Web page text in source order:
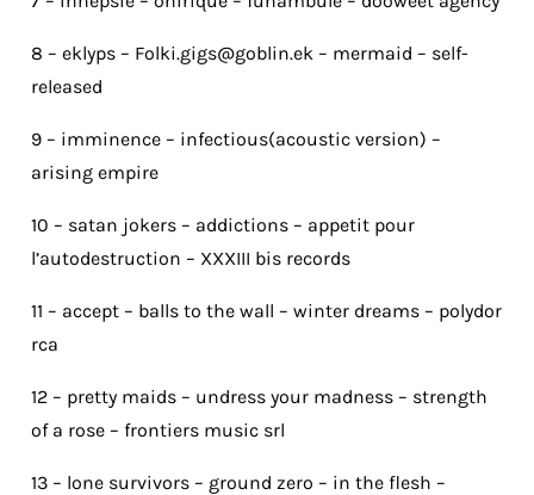
8 – eklyps – Folki.gigs@goblin.ek – mermaid – self-
released
9 – imminence – infectious(acoustic version) –
arising empire
10 – satan jokers – addictions – appetit pour
l’autodestruction – XXXIII bis records
11 – accept – balls to the wall – winter dreams – polydor
rca
12 – pretty maids – undress your madness – strength
of a rose – frontiers music srl
13 – lone survivors – ground zero – in the flesh –